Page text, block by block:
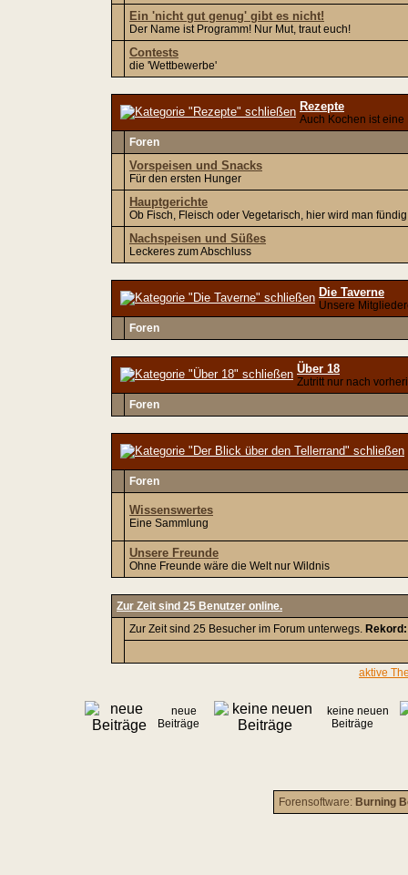
Ein 'nicht gut genug' gibt es nicht!
Der Name ist Programm! Nur Mut, traut euch!
Contests
die 'Wettbewerbe'
Rezepte
Auch Kochen ist eine
Foren
Vorspeisen und Snacks
Für den ersten Hunger
Hauptgerichte
Ob Fisch, Fleisch oder Vegetarisch, hier wird man fündig
Nachspeisen und Süßes
Leckeres zum Abschluss
Die Taverne
Unsere
Foren
Über 18
Zutritt nur nach
Foren
Foren
Wissenswertes
Eine Sammlung
Unsere Freunde
Ohne Freunde wäre die Welt nur Wildnis
Zur Zeit sind 25 Benutzer online.
Zur Zeit sind 25 Besucher im Forum unterwegs. Rekord:
aktive
neue
Beiträge
keine neuen
Beiträge
Forensoftware: Burning